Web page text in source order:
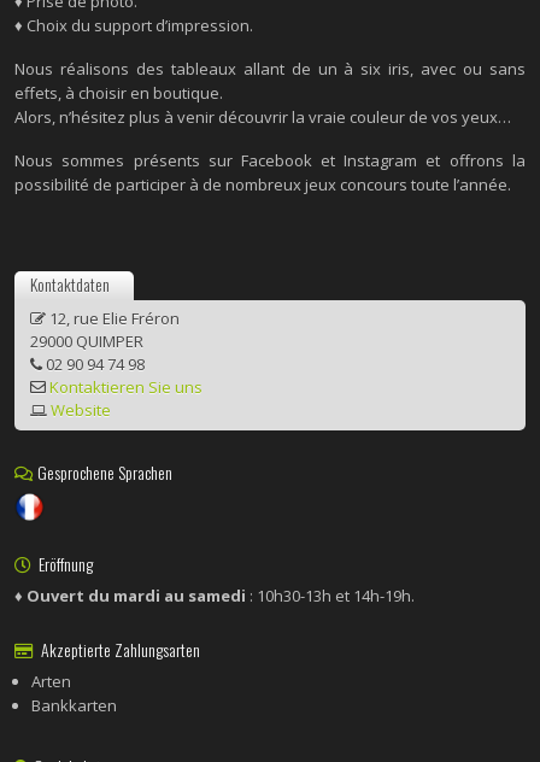
♦ Choix du support d’impression.
Nous réalisons des tableaux allant de un à six iris, avec ou sans
effets, à choisir en boutique.
Alors, n’hésitez plus à venir découvrir la vraie couleur de vos yeux…
Nous sommes présents sur Facebook et Instagram et offrons la
possibilité de participer à de nombreux jeux concours toute l’année.
Kontaktdaten
12, rue Elie Fréron
29000 QUIMPER
02 90 94 74 98
Kontaktieren Sie uns
Website
Gesprochene Sprachen
Eröffnung
♦ Ouvert du mardi au samedi : 10h30-13h et 14h-19h.
Akzeptierte Zahlungsarten
Arten
Bankkarten